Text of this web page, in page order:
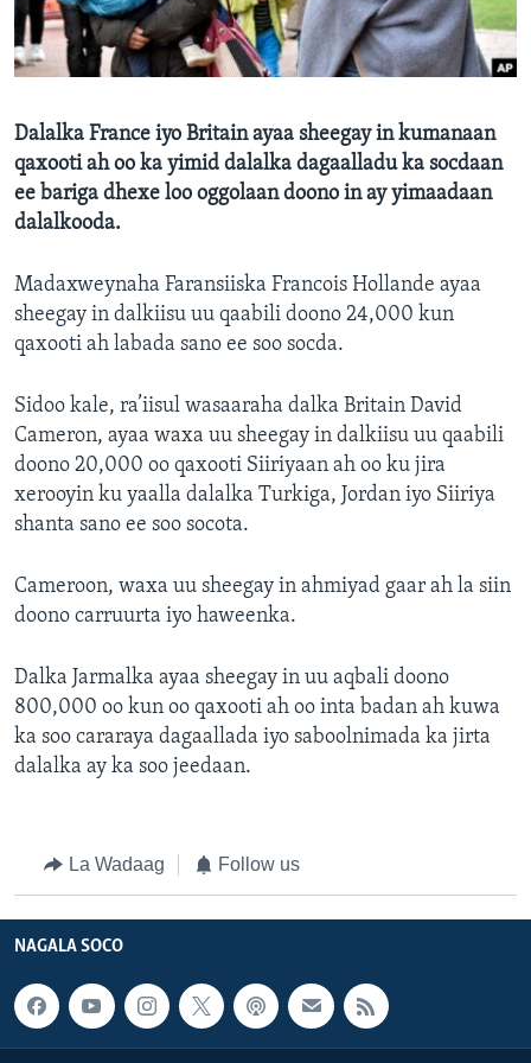
FAAQIDAADDA TODDOBAADKA
DHEXTAALKA TODDOBAADKA
Dalalka France iyo Britain ayaa sheegay in kumanaan
qaxooti ah oo ka yimid dalalka dagaalladu ka socdaan
ee bariga dhexe loo oggolaan doono in ay yimaadaan
dalalkooda.
Madaxweynaha Faransiiska Francois Hollande ayaa
sheegay in dalkiisu uu qaabili doono 24,000 kun
qaxooti ah labada sano ee soo socda.
Sidoo kale, ra’iisul wasaaraha dalka Britain David
Cameron, ayaa waxa uu sheegay in dalkiisu uu qaabili
doono 20,000 oo qaxooti Siiriyaan ah oo ku jira
xerooyin ku yaalla dalalka Turkiga, Jordan iyo Siiriya
shanta sano ee soo socota.
Cameroon, waxa uu sheegay in ahmiyad gaar ah la siin
doono carruurta iyo haweenka.
Dalka Jarmalka ayaa sheegay in uu aqbali doono
800,000 oo kun oo qaxooti ah oo inta badan ah kuwa
ka soo cararaya dagaallada iyo saboolnimada ka jirta
dalalka ay ka soo jeedaan.
La Wadaag Follow us
NAGALA SOCO